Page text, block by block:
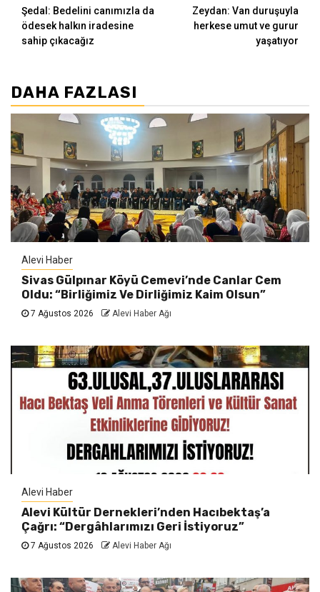
Reading
Şedal: Bedelini canımızla da
ödesek halkın iradesine
sahip çıkacağız
Zeydan: Van duruşuyla
herkese umut ve gurur
yaşatıyor
DAHA FAZLASI
Alevi Haber
Sivas Gülpınar Köyü Cemevi’nde Canlar Cem
Oldu: “Birliğimiz Ve Dirliğimiz Kaim Olsun”
7 Ağustos 2026 Alevi Haber Ağı
Alevi Haber
Alevi Kültür Dernekleri’nden Hacıbektaş’a
Çağrı: “Dergâhlarımızı Geri İstiyoruz”
7 Ağustos 2026 Alevi Haber Ağı